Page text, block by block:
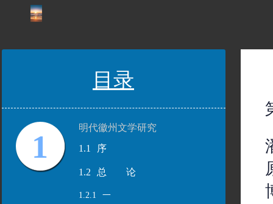
目录
1
明代徽州文学研究
1.1
序
1.2 总 论
1.2.1 一